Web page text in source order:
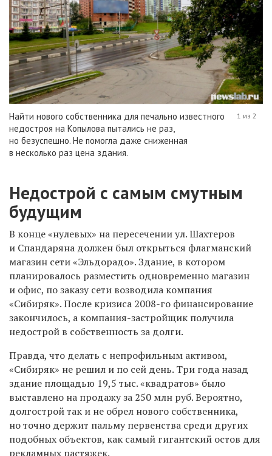
Найти нового собственника для печально известного
недостроя на Копылова пытались не раз,
но безуспешно. Не помогла даже сниженная
в несколько раз цена здания.
1 из 2
Недострой с самым смутным
будущим
В конце «нулевых» на пересечении ул. Шахтеров
и Спандаряна должен был открыться флагманский
магазин сети «Эльдорадо». Здание, в котором
планировалось разместить одновременно магазин
и офис, по заказу сети возводила компания
«Сибиряк». После кризиса 2008-го финансирование
закончилось, а компания-застройщик получила
недострой в собственность за долги.
Правда, что делать с непрофильным активом,
«Сибиряк» не решил и по сей день. Три года назад
здание площадью 19,5 тыс. «квадратов» было
выставлено на продажу за 250 млн руб. Вероятно,
долгострой так и не обрел нового собственника,
но точно держит пальму первенства среди других
подобных объектов, как самый гигантский остов для
рекламных растяжек.